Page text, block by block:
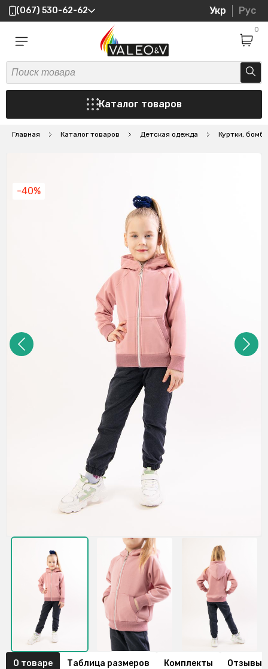
(067) 530-62-62 Укр Рус
0
Каталог товаров
Главная Каталог товаров Детская одежда Куртки,
-40%
О товаре Таблица размеров Комплекты Отзывы